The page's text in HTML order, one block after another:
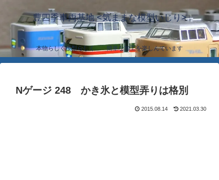
豊四季車両基地 <気ままな模型いじり>
本物らしく模型らしく… 簡単な加工を楽しんでいます
Nゲージ 248 かき氷と模型弄りは格別
2015.08.14 2021.03.30